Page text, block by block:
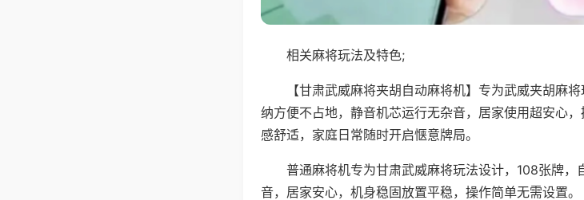
相关麻将玩法及特色;
【甘肃武威麻将夹胡自动麻将机】专为武威夹胡麻
纳方便不占地，静音机芯运行无杂音，居家使用超安心
感舒适，家庭日常随时开启惬意牌局。
普通麻将机专为甘肃武威麻将玩法设计，108张牌
音，居家安心，机身稳固放置平稳，操作简单无需设置。